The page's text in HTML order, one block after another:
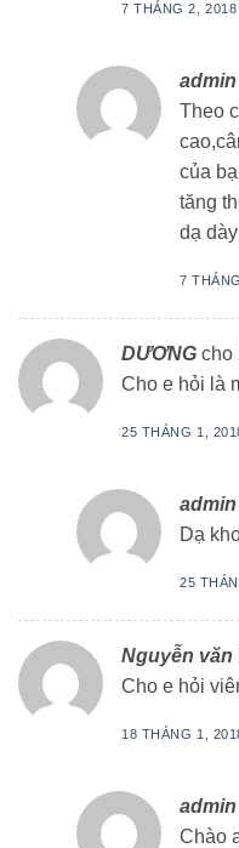
7 THÁNG 2,
admin
Theo
của
tăng
dạ
7
DƯƠNG cho
Cho e hỏi là
25 THÁNG 1,
admin
Dạ
25
Nguyễn văn
Cho e hỏi
18 THÁNG 1,
admin
Chào